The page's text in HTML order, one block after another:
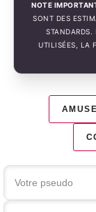
NOTE
SONT DES
STANDARDS.
UTILISÉES, LA